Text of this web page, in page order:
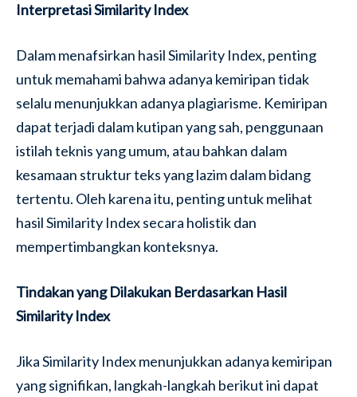
Interpretasi Similarity Index
Dalam menafsirkan hasil Similarity Index, penting
untuk memahami bahwa adanya kemiripan tidak
selalu menunjukkan adanya plagiarisme. Kemiripan
dapat terjadi dalam kutipan yang sah, penggunaan
istilah teknis yang umum, atau bahkan dalam
kesamaan struktur teks yang lazim dalam bidang
tertentu. Oleh karena itu, penting untuk melihat
hasil Similarity Index secara holistik dan
mempertimbangkan konteksnya.
Tindakan yang Dilakukan Berdasarkan Hasil
Similarity Index
Jika Similarity Index menunjukkan adanya kemiripan
yang signifikan, langkah-langkah berikut ini dapat